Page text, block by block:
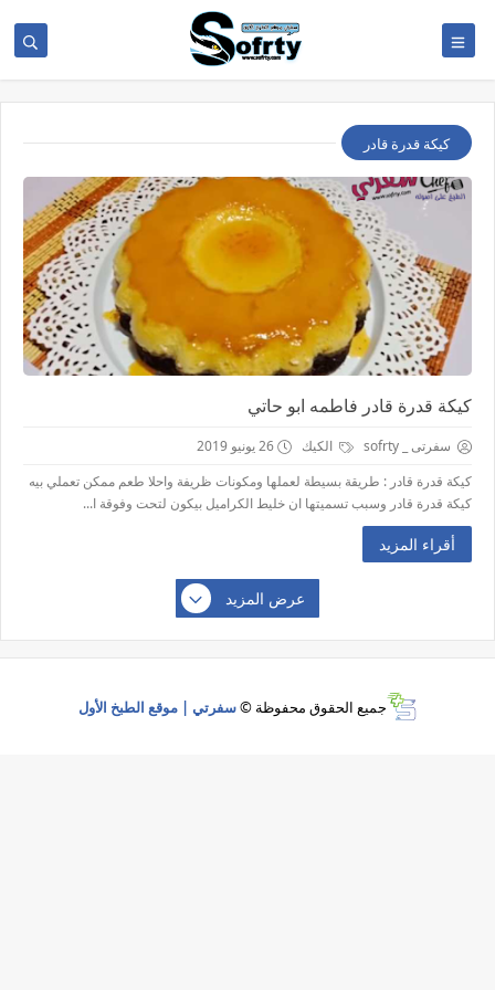
كيكة قدرة قادر
كيكة قدرة قادر فاطمه ابو حاتي
سفرتى _ sofrty الكيك
26 يونيو 2019
كيكة قدرة قادر : طريقة بسيطة لعملها ومكونات ظريفة واحلا طعم ممكن تعملي بيه
كيكة قدرة قادر وسبب تسميتها ان خليط الكراميل بيكون لتحت وفوقة ا...
أقراء المزيد
عرض المزيد
جميع الحقوق محفوظة ©سفرتي | موقع الطبخ الأول